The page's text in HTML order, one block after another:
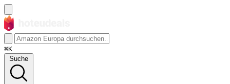
⌘K
Suche